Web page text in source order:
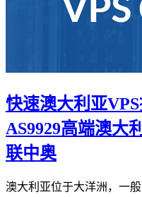
快速澳大利亚
AS9929高端澳大
联中奥
澳大利亚位于大洋洲，一